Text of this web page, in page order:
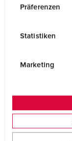
s
u
Präferenzen
Statistiken
Marketing